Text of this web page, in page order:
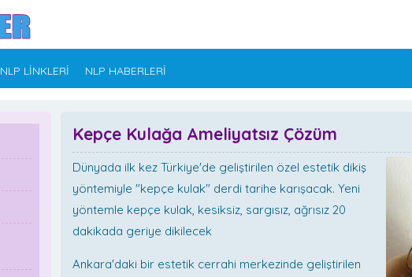
NLP LİNKLERİ NLP HABERLERİ
Kepçe Kulağa Ameliyatsız Çözüm
Dünyada ilk kez Türkiye'de geliştirilen özel estetik dikiş
yöntemiyle "kepçe kulak" derdi tarihe karışacak. Yeni
yöntemle kepçe kulak, kesiksiz, sargısız, ağrısız 20
dakikada geriye dikilecek
Ankara'daki bir estetik cerrahi merkezinde geliştirilen